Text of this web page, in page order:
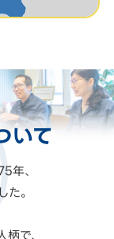
いて
年、
た。
で、